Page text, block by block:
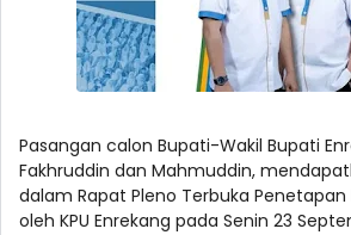
Pasangan calon Bupati-Wakil Bupati
Fakhruddin dan Mahmuddin,
dalam Rapat Pleno Terbuka Penetapan
oleh KPU Enrekang pada Senin 23